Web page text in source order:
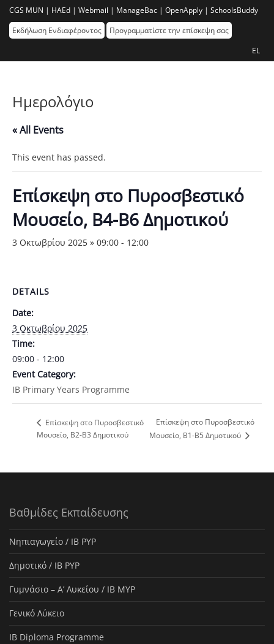
CGS MUN | HAEd | Webmail | ManageBac | OpenApply | SchoolsBuddy
Εκδήλωση Ενδιαφέροντος
Προγραμματίστε την επίσκεψη σας
EL
Ημερολόγιο
« All Events
This event has passed.
Επίσκεψη στο Πυροσβεστικό
Μουσείο, Β4-Β6 Δημοτικού
3 Οκτωβρίου 2025 » 09:00 - 12:00
DETAILS
Date:
3 Οκτωβρίου 2025
Time:
09:00 - 12:00
Event Category:
ΙΒ Primary Years Programme
Επίσκεψη στο Πυροσβεστικό
Μουσείο, Β2-Β3 Δημοτικού
Επίσκεψη στο Πυροσβεστικό
Μουσείο, Β1-Β5 Δημοτικού
Βαθμίδες Εκπαίδευσης
Νηπιαγωγείο / IB PYP
Δημοτικό / IB PYP
Γυμνάσιο – Α’ Λυκείου / IB MYP
Γενικό Λύκειο
IB Diploma Programme